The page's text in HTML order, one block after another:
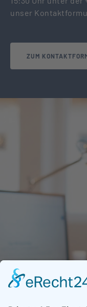
unser
ZUM